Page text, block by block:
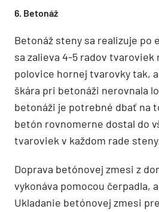
6. Betonáž
Betonáž steny sa realizuje po
sa zalieva 4-5 radov tvaroviek
polovice hornej tvarovky tak,
škára pri betonáži nerovnala
betonáži je potrebné dbať na
betón rovnomerne dostal do
tvaroviek v každom rade
Doprava betónovej zmesi z
vykonáva pomocou čerpadla,
Ukladanie betónovej zmesi